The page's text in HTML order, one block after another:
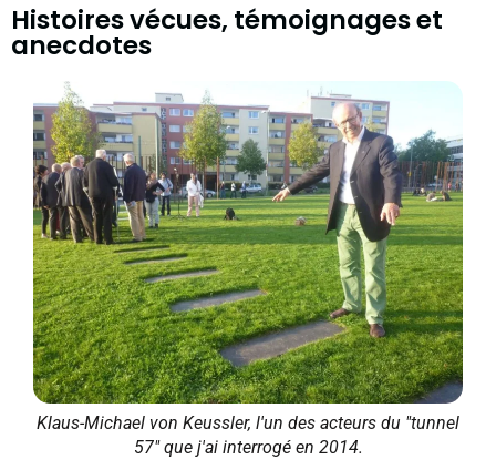
Histoires vécues, témoignages et
anecdotes
Klaus-Michael von Keussler, l'un des acteurs du "tunnel
57" que j'ai interrogé en 2014.